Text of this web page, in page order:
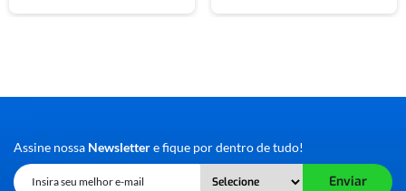
Assine nossa Newslettere fique por dentro de tudo!
Enviar